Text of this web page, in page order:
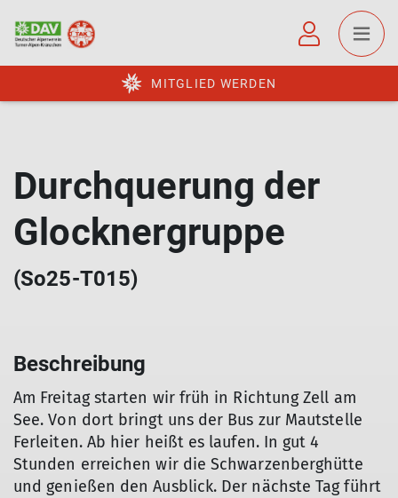
MITGLIED WERDEN
Durchquerung der
Glocknergruppe
(So25-T015)
Beschreibung
Am Freitag starten wir früh in Richtung Zell am
See. Von dort bringt uns der Bus zur Mautstelle
Ferleiten. Ab hier heißt es laufen. In gut 4
Stunden erreichen wir die Schwarzenberghütte
und genießen den Ausblick. Der nächste Tag führt